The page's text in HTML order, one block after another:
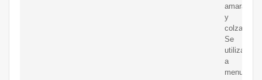
amaranto
y
colza.
Se
utilizan
a
menudo